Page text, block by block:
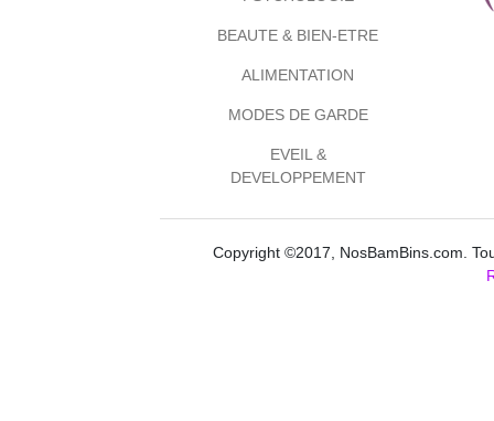
BEAUTE & BIEN-ETRE
ALIMENTATION
MODES DE GARDE
EVEIL &
DEVELOPPEMENT
Copyright ©2017, NosBamBins.com.